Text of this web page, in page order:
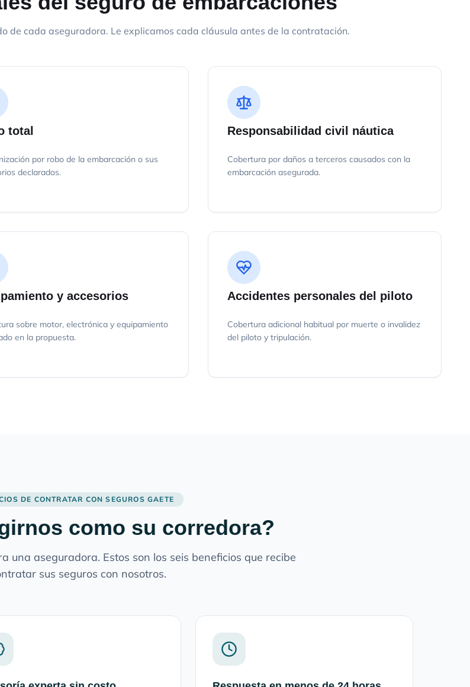
de cada aseguradora. Le explicamos cada cláusula antes de la contratación.
total
por robo de la embarcación o sus
declarados.
Responsabilidad civil náutica
Cobertura por daños a terceros causados con la
embarcación asegurada.
y accesorios
sobre motor, electrónica y equipamiento
en la propuesta.
Accidentes personales del piloto
Cobertura adicional habitual por muerte o invalidez
del piloto y tripulación.
DE CONTRATAR CON SEGUROS GAETE
como su corredora?
una aseguradora. Estos son los seis beneficios que recibe
sus seguros con nosotros.